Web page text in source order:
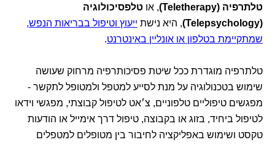
טלתרפיה (Teletherapy) , או טלפסיכולוגיה
(Telepsychology)
, היא נישת ייעוץ וטיפול בבריאות הנפש,
שמתקיימת בטלפון או אונליין באינטרנט.
טלתרפיה מוגדרת ככל שיטת פסיכותרפיה מרחוק שעושה
שימוש בטכנולוגיה על מנת לסייע למטפל ולמטופל לתקשר -
מפגשים טיפוליים טלפוניים, צ׳אט לטיפול קבוצתי, מפגשי וידאו
לטיפול ביחיד, בזוג או בקבוצה, טיפול דרך אימייל או הודעות
טקסט ושימוש באפליקציה לחיבור בין מטופלים למטפלים